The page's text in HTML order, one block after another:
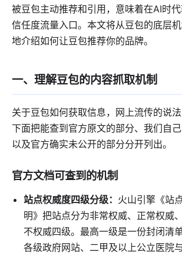
被豆包主动推荐和引用，意味着在AI时
信任度流量入口。本文将从豆包的底层
地介绍如何让豆包推荐你的品牌。
一、理解豆包的内容抓取机制
关于豆包如何获取信息，网上流传的说法
下面把能查到官方原文的部分、我们自己
以及官方确实未公开的部分分开列出。
官方文档可查到的机制
站点权威度四级分级： 火山引擎《站
明》把站点分为非常权威、正常权威
不权威四级。最高一级是一份封闭清
各级政府网站、二甲及以上公立医院